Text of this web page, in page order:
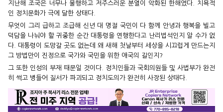
지난해 조국은 너무나 불행하고 저주스러운 분열이 악화된 한해였다. 치욕적
인 정치문화가 극에 달한 상태다.
무엇이 그리 급하고 조급해 신년 대 명절 국민이 다 함께 안녕과 행복을 빌고
덕담을 나눠야 할 귀중한 순간 대통령을 연행한다고 난리법석인지 알 수가 없
다. 대통령이 도망갈 곳도 없는데 왜 새해 첫날부터 세상을 시끄럽게 만드는지
그 방법만이 진정으로 국가와 국민을 위한 애국의 길인지?
그 또한 인성의 부재 때문일 것이다. 정치인들과 국회의원들 및 사법부가 완전
히 썩고 병들어 질서가 파괴되고 정치도의가 완전히 사장된 상태다.